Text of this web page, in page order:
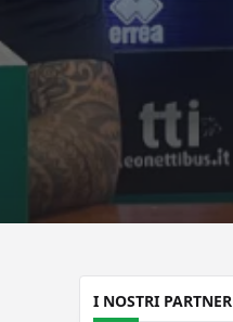
I NOSTRI PARTNER